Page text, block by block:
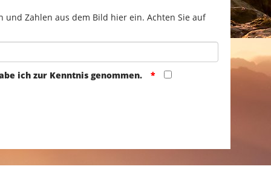
und Zahlen aus dem Bild hier ein. Achten Sie auf
ich zur Kenntnis genommen.